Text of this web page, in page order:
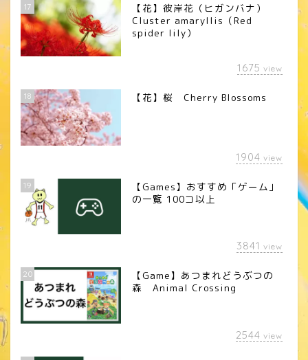
17
【花】彼岸花（ヒガンバナ）
Cluster amaryllis（Red
spider lily）
1675 view
18 【花】桜 Cherry Blossoms
1904 view
19
【Games】おすすめ「ゲーム」
の一覧 100コ以上
3841 view
20
【Game】あつまれどうぶつの
森 Animal Crossing
2544 view